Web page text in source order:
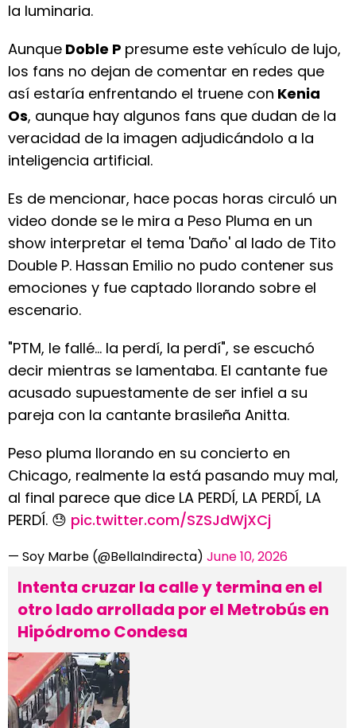
la luminaria.
Aunque Doble P presume este vehículo de lujo,
los fans no dejan de comentar en redes que
así estaría enfrentando el truene con Kenia
Os, aunque hay algunos fans que dudan de la
veracidad de la imagen adjudicándolo a la
inteligencia artificial.
Es de mencionar, hace pocas horas circuló un
video donde se le mira a Peso Pluma en un
show interpretar el tema 'Daño' al lado de Tito
Double P. Hassan Emilio no pudo contener sus
emociones y fue captado llorando sobre el
escenario.
"PTM, le fallé... la perdí, la perdí", se escuchó
decir mientras se lamentaba. El cantante fue
acusado supuestamente de ser infiel a su
pareja con la cantante brasileña Anitta.
Peso pluma llorando en su concierto en
Chicago, realmente la está pasando muy mal,
al final parece que dice LA PERDÍ, LA PERDÍ, LA
PERDÍ. 😓 pic.twitter.com/SZSJdWjXCj
— Soy Marbe (@BellaIndirecta) June 10, 2026
Intenta cruzar la calle y termina en el
otro lado arrollada por el Metrobús en
Hipódromo Condesa